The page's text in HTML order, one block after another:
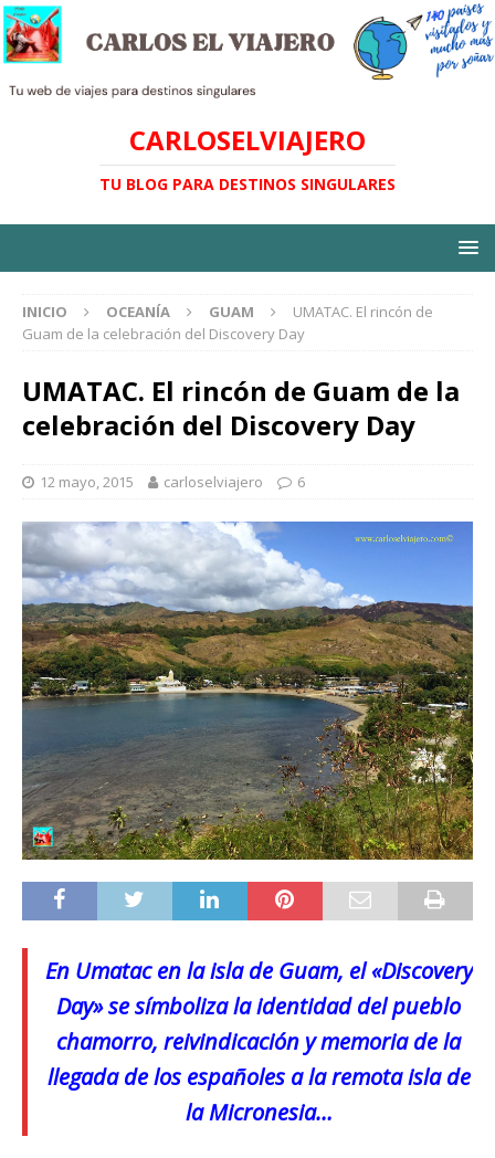
CARLOSELVIAJERO
TU BLOG PARA DESTINOS SINGULARES
INICIO OCEANÍA GUAM
UMATAC. El rincón de
Guam de la celebración del Discovery Day
UMATAC. El rincón de Guam de la
celebración del Discovery Day
12 mayo, 2015 carloselviajero 6
En Umatac en la isla de Guam, el «Discovery
Day» se símboliza la identidad del pueblo
chamorro, reivindicación y memoria de la
llegada de los españoles a la remota isla de
la Micronesia…